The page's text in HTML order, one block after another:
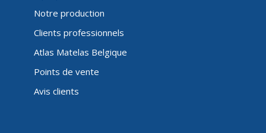
Notre production
Clients professionnels
Atlas Matelas Belgique
Points de vente
Avis clients